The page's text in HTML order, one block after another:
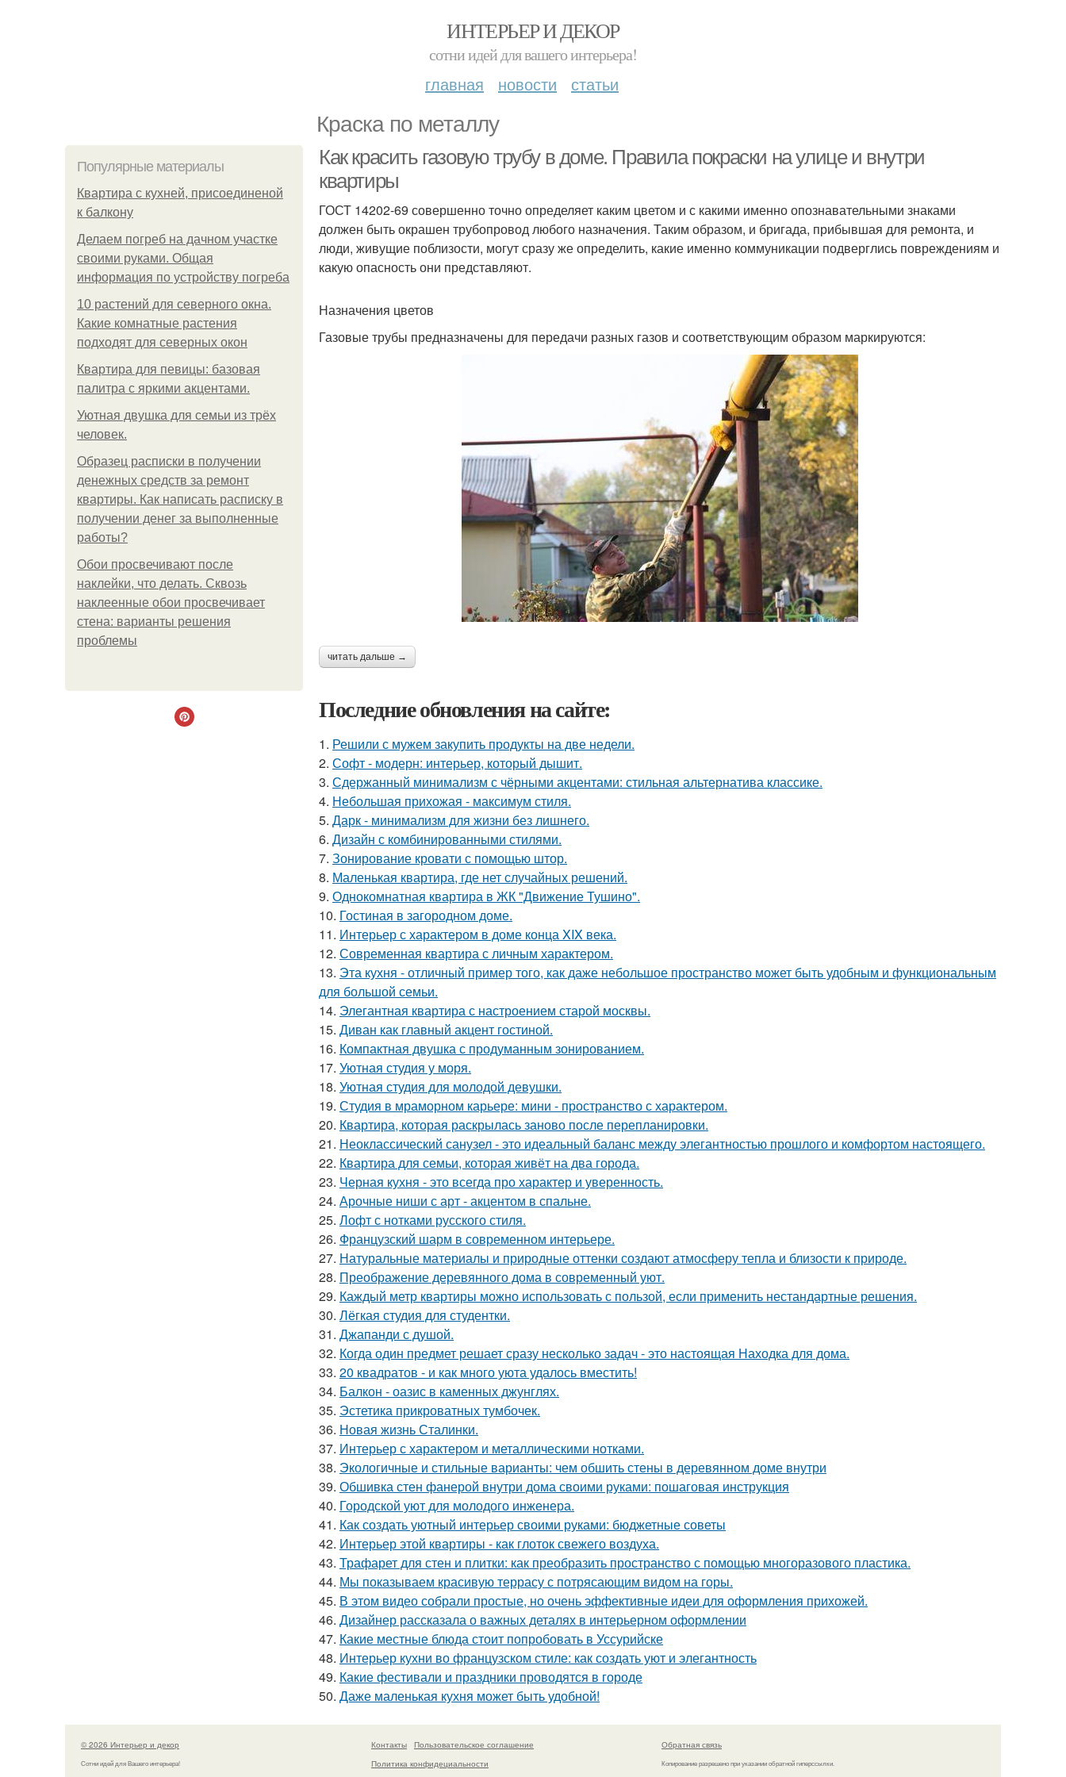
ИНТЕРЬЕР И ДЕКОР
сотни идей для вашего интерьера!
главная новости статьи
Краска по металлу
Популярные материалы
Квартира с кухней, присоединеной
к балкону
Делаем погреб на дачном участке
своими руками. Общая
информация по устройству погреба
10 растений для северного окна.
Какие комнатные растения
подходят для северных окон
Квартира для певицы: базовая
палитра с яркими акцентами.
Уютная двушка для семьи из трёх
человек.
Образец расписки в получении
денежных средств за ремонт
квартиры. Как написать расписку в
получении денег за выполненные
работы?
Обои просвечивают после
наклейки, что делать. Сквозь
наклеенные обои просвечивает
стена: варианты решения
проблемы
Как красить газовую трубу в доме. Правила покраски на улице и внутри
квартиры
ГОСТ 14202-69 совершенно точно определяет каким цветом и с какими именно опознавательными знаками
должен быть окрашен трубопровод любого назначения. Таким образом, и бригада, прибывшая для ремонта, и
люди, живущие поблизости, могут сразу же определить, какие именно коммуникации подверглись повреждениям и
какую опасность они представляют.
Назначения цветов
Газовые трубы предназначены для передачи разных газов и соответствующим образом маркируются:
читать дальше →
Последние обновления на сайте:
1. Решили с мужем закупить продукты на две недели.
2. Софт - модерн: интерьер, который дышит.
3. Сдержанный минимализм с чёрными акцентами: стильная альтернатива классике.
4. Небольшая прихожая - максимум стиля.
5. Дарк - минимализм для жизни без лишнего.
6. Дизайн с комбинированными стилями.
7. Зонирование кровати с помощью штор.
8. Маленькая квартира, где нет случайных решений.
9. Однокомнатная квартира в ЖК "Движение Тушино".
10. Гостиная в загородном доме.
11. Интерьер с характером в доме конца XIX века.
12. Современная квартира с личным характером.
13. Эта кухня - отличный пример того, как даже небольшое пространство может быть удобным и функциональным
для большой семьи.
14. Элегантная квартира с настроением старой москвы.
15. Диван как главный акцент гостиной.
16. Компактная двушка с продуманным зонированием.
17. Уютная студия у моря.
18. Уютная студия для молодой девушки.
19. Студия в мраморном карьере: мини - пространство с характером.
20. Квартира, которая раскрылась заново после перепланировки.
21. Неоклассический санузел - это идеальный баланс между элегантностью прошлого и комфортом настоящего.
22. Квартира для семьи, которая живёт на два города.
23. Черная кухня - это всегда про характер и уверенность.
24. Арочные ниши с арт - акцентом в спальне.
25. Лофт с нотками русского стиля.
26. Французский шарм в современном интерьере.
27. Натуральные материалы и природные оттенки создают атмосферу тепла и близости к природе.
28. Преображение деревянного дома в современный уют.
29. Каждый метр квартиры можно использовать с пользой, если применить нестандартные решения.
30. Лёгкая студия для студентки.
31. Джапанди с душой.
32. Когда один предмет решает сразу несколько задач - это настоящая Находка для дома.
33. 20 квадратов - и как много уюта удалось вместить!
34. Балкон - оазис в каменных джунглях.
35. Эстетика прикроватных тумбочек.
36. Новая жизнь Сталинки.
37. Интерьер с характером и металлическими нотками.
38. Экологичные и стильные варианты: чем обшить стены в деревянном доме внутри
39. Обшивка стен фанерой внутри дома своими руками: пошаговая инструкция
40. Городской уют для молодого инженера.
41. Как создать уютный интерьер своими руками: бюджетные советы
42. Интерьер этой квартиры - как глоток свежего воздуха.
43. Трафарет для стен и плитки: как преобразить пространство с помощью многоразового пластика.
44. Мы показываем красивую террасу с потрясающим видом на горы.
45. В этом видео собрали простые, но очень эффективные идеи для оформления прихожей.
46. Дизайнер рассказала о важных деталях в интерьерном оформлении
47. Какие местные блюда стоит попробовать в Уссурийске
48. Интерьер кухни во французском стиле: как создать уют и элегантность
49. Какие фестивали и праздники проводятся в городе
50. Даже маленькая кухня может быть удобной!
© 2026 Интерьер и декор
Сотни идей для Вашего интерьера!
Контакты
Пользовательское соглашение
Политика конфидециальности
Обратная связь
Копирование разрешено при указании обратной гиперссылки.